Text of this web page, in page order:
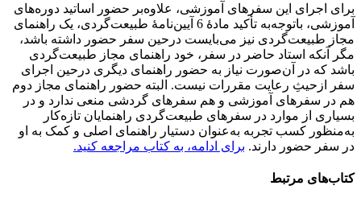
برای اجرای این سفرهای آموزشی، علاوه‌بر حضور اساتید دوره‌های
آموزشی، باتوجه‌به تأکید مادۀ 6 آیین‌نامۀ طبیعت‌گردی، یک راهنمای
مجاز طبیعت‌گردی نیز می‌بایست درحین سفر حضور داشته باشد،
مگر آنکه استاد حاضر در سفر، خود راهنمای مجاز طبیعت‌گردی
باشد که در آن‌صورت نیاز به حضور راهنمای دیگری درحین اجرای
سفر ازحیثِ رعایت مقررات نیست. البته حضور راهنمای مجاز دوم
هم در سفرهای آموزشی و هم سفرهای گردشی منعی ندارد و در
بسیاری از موارد در سفرهای طبیعت‌گردی راهنمایان تازه‌کار
به‌منظور کسب تجربه به‌عنوان دستیار راهنمای اصلی و کمک به او
در سفر حضور دارند. برای ادامه، به کتاب مراجعه کنید.
کتاب‌های مرتبط